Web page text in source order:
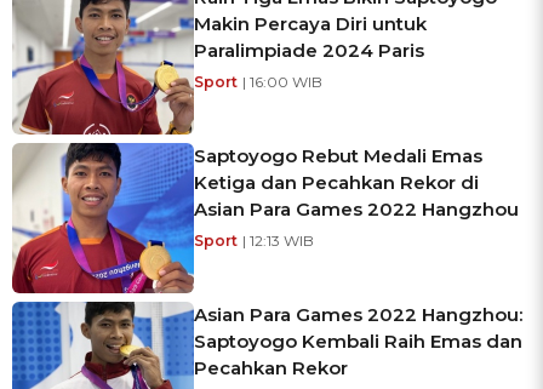
Makin Percaya Diri untuk
Paralimpiade 2024 Paris
Sport | 16:00 WIB
Saptoyogo Rebut Medali Emas
Ketiga dan Pecahkan Rekor di
Asian Para Games 2022 Hangzhou
Sport | 12:13 WIB
Asian Para Games 2022 Hangzhou:
Saptoyogo Kembali Raih Emas dan
Pecahkan Rekor